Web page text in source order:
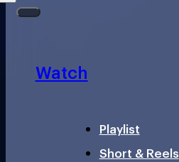
Watch
Playlist
Short & Reels